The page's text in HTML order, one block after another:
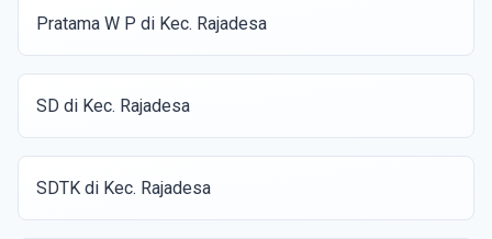
Pratama W P di Kec. Rajadesa
SD di Kec. Rajadesa
SDTK di Kec. Rajadesa